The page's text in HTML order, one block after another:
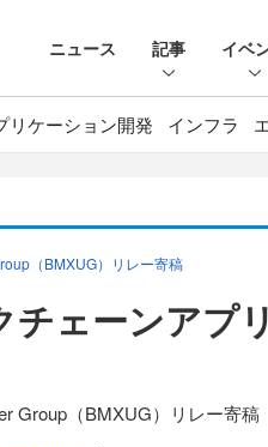
ニュース 記事 イベ
リケーション開発 インフラ
（BMXUG）リレー寄稿
チェーンアプ
Group（BMXUG）リレー寄